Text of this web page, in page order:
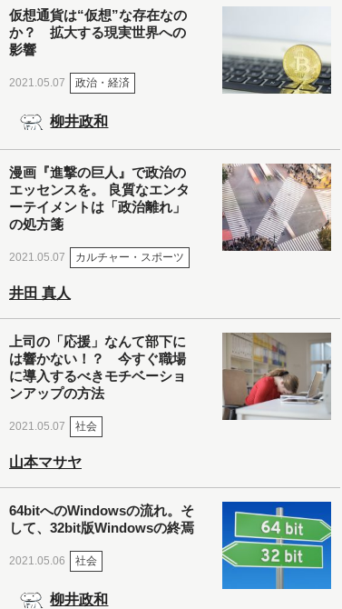
仮想通貨は“仮想”な存在なの
か？ 拡大する現実世界への
影響
2021.05.07 政治・経済
柳井政和
漫画『進撃の巨人』で政治の
エッセンスを。 良質なエンタ
ーテイメントは「政治離れ」
の処方箋
2021.05.07 カルチャー・スポーツ
井田 真人
上司の「応援」なんて部下に
は響かない！？ 今すぐ職場
に導入するべきモチベーショ
ンアップの方法
2021.05.07 社会
山本マサヤ
64bitへのWindowsの流れ。そ
して、32bit版Windowsの終焉
2021.05.06 社会
柳井政和